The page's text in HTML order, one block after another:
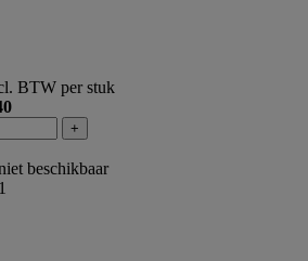
BTW per stuk
+
beschikbaar